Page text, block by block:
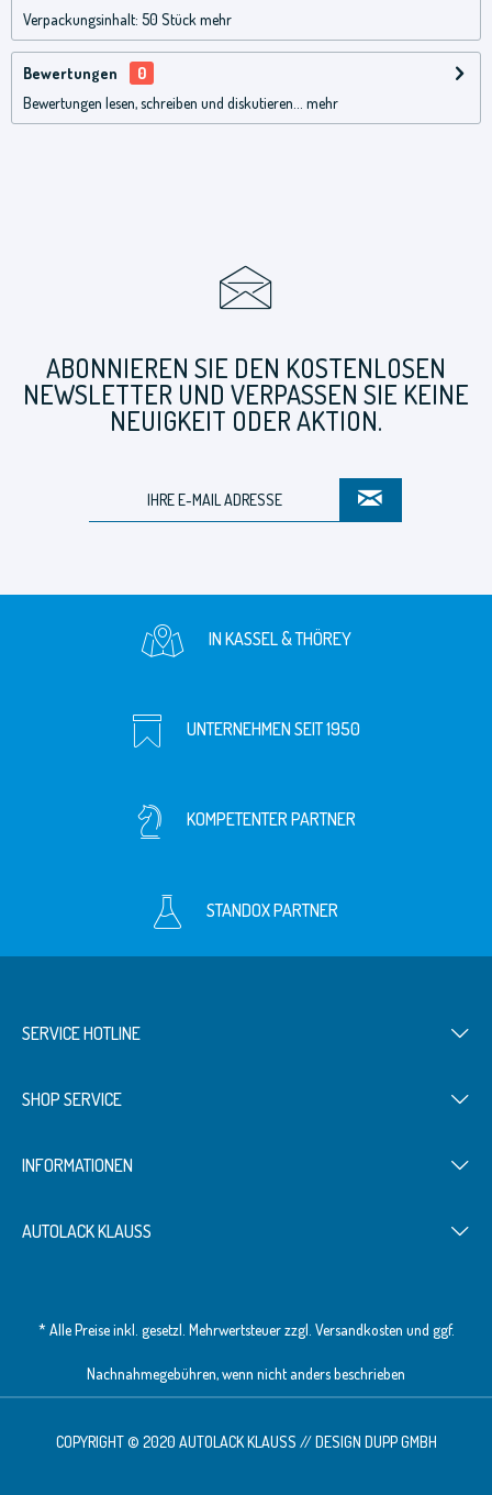
Verpackungsinhalt: 50 Stück mehr
Bewertungen
0
Bewertungen lesen, schreiben und diskutieren...
mehr
ABONNIEREN SIE DEN KOSTENLOSEN
NEWSLETTER UND VERPASSEN SIE KEINE
NEUIGKEIT ODER AKTION.
IN KASSEL & THÖREY
UNTERNEHMEN SEIT 1950
KOMPETENTER PARTNER
STANDOX PARTNER
SERVICE HOTLINE
SHOP SERVICE
INFORMATIONEN
AUTOLACK KLAUSS
* Alle Preise inkl. gesetzl. Mehrwertsteuer zzgl. Versandkosten und ggf.
Nachnahmegebühren, wenn nicht anders beschrieben
COPYRIGHT © 2020 AUTOLACK KLAUSS // DESIGN DUPP GMBH